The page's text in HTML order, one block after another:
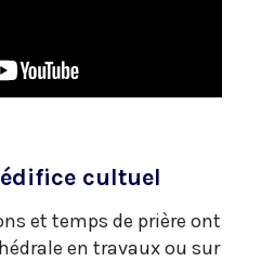
cultuel
et temps de prière ont
en travaux ou sur